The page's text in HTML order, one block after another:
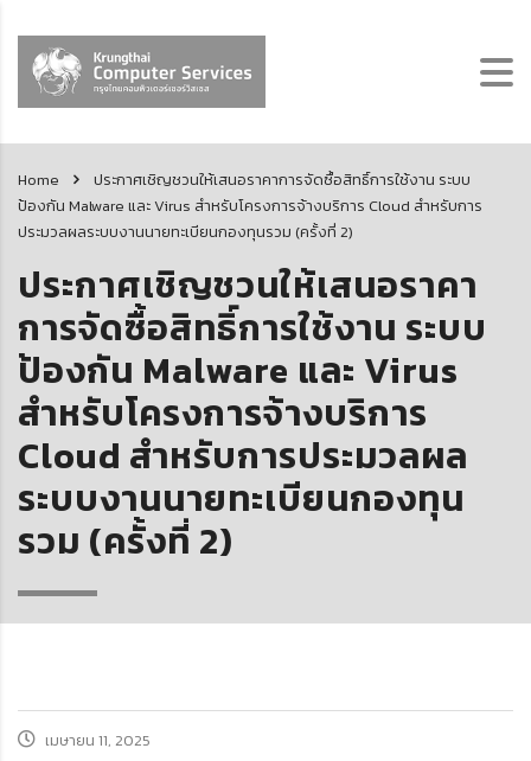
Home
ประกาศเชิญชวนให้เสนอราคาการจัดซื้อสิทธิ์การใช้งาน ระบบ
ป้องกัน Malware และ Virus สำหรับโครงการจ้างบริการ Cloud สำหรับการ
ประมวลผลระบบงานนายทะเบียนกองทุนรวม (ครั้งที่ 2)
ประกาศเชิญชวนให้เสนอราคา
การจัดซื้อสิทธิ์การใช้งาน ระบบ
ป้องกัน Malware และ Virus
สำหรับโครงการจ้างบริการ
Cloud สำหรับการประมวลผล
ระบบงานนายทะเบียนกองทุน
รวม (ครั้งที่ 2)
เมษายน 11, 2025